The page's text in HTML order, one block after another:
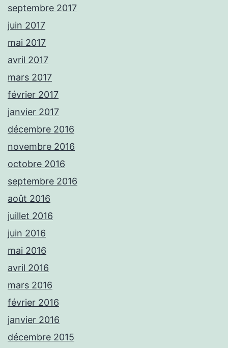
septembre 2017
juin 2017
mai 2017
avril 2017
mars 2017
février 2017
janvier 2017
décembre 2016
novembre 2016
octobre 2016
septembre 2016
août 2016
juillet 2016
juin 2016
mai 2016
avril 2016
mars 2016
février 2016
janvier 2016
décembre 2015